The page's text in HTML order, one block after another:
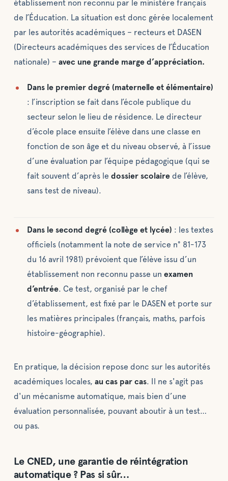
établissement non reconnu par le ministère français
de l’Éducation. La situation est donc gérée localement
par les autorités académiques – recteurs et DASEN
(Directeurs académiques des services de l’Éducation
nationale) – avec une grande marge d’appréciation.
Dans le premier degré (maternelle et élémentaire)
: l’inscription se fait dans l’école publique du
secteur selon le lieu de résidence. Le directeur
d’école place ensuite l’élève dans une classe en
fonction de son âge et du niveau observé, à l’issue
d’une évaluation par l’équipe pédagogique (qui se
fait souvent d’après le dossier scolairede l’élève,
sans test de niveau).
Dans le second degré (collège et lycée) : les textes
officiels (notamment la note de service n° 81-173
du 16 avril 1981) prévoient que l’élève issu d’un
établissement non reconnu passe un examen
d’entrée. Ce test, organisé par le chef
d’établissement, est fixé par le DASEN et porte sur
les matières principales (français, maths, parfois
histoire-géographie).
En pratique, la décision repose donc sur les autorités
académiques locales, au cas par cas. Il ne s'agit pas
d'un mécanisme automatique, mais bien d’une
évaluation personnalisée, pouvant aboutir à un test…
ou pas.
Le CNED, une garantie de réintégration
automatique ? Pas si sûr…